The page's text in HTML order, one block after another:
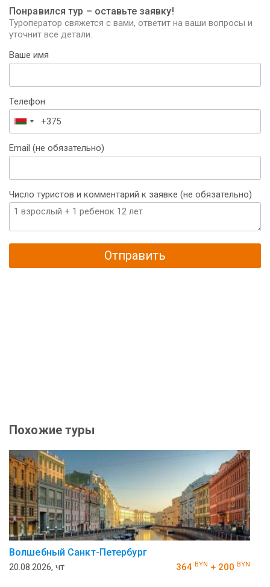
Понравился тур – оставьте заявку!
Туроператор свяжется с вами, ответит на ваши вопросы и
уточнит все детали.
Ваше имя
Телефон
Беларусь
+375
Email (не обязательно)
Число туристов и комментарий к заявке (не обязательно)
Отправить
Похожие туры
Волшебный Санкт-Петербург
20.08.2026, чт 364 BYN + 200 BYN